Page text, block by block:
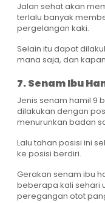
Jalan sehat akan
terlalu banyak
pergelangan kaki.
Selain itu dapat
mana saja, dan
7. Senam Ibu
Jenis senam hamil 9
dilakukan dengan
menurunkan badan
Lalu tahan posisi ini
ke posisi berdiri.
Gerakan senam ibu
beberapa kali sehari
peregangan otot